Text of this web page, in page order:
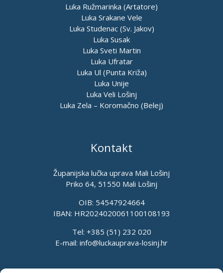
Luka Ružmarinka (Artatore)
Luka Srakane Vele
Luka Studenac (Sv. Jakov)
Luka Susak
Luka Sveti Martin
Luka Ufratar
Luka Ul (Punta Križa)
Luka Unije
Luka Veli Lošinj
Luka Zela – Koromačno (Belej)
Kontakt
Županijska lučka uprava Mali Lošinj
Priko 64, 51550 Mali Lošinj
OIB: 54547924664
IBAN: HR2024020061100108193
Tel: +385 (51) 232 020
E-mail: info@luckauprava-losinj.hr